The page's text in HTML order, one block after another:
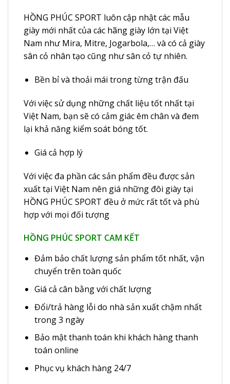
HỒNG PHÚC SPORT luôn cập nhật các mẫu
giày mới nhất của các hãng giày lớn tại Việt
Nam như Mira, Mitre, Jogarbola,… và có cả giày
sân cỏ nhân tạo cũng như sân cỏ tự nhiên.
Bền bỉ và thoải mái trong từng trận đấu
Với việc sử dụng những chất liệu tốt nhất tại
Việt Nam, bạn sẽ có cảm giác êm chân và đem
lại khả năng kiểm soát bóng tốt.
Giá cả hợp lý
Với việc đa phần các sản phẩm đều được sản
xuất tại Việt Nam nên giá những đôi giày tại
HỒNG PHÚC SPORT đều ở mức rất tốt và phù
hợp với mọi đối tượng
HỒNG PHÚC SPORT CAM KẾT
Đảm bảo chất lượng sản phẩm tốt nhất, vận
chuyển trên toàn quốc
Giá cả cân bằng với chất lượng
Đổi/trả hàng lỗi do nhà sản xuất chậm nhất
trong 3 ngày
Bảo mật thanh toán khi khách hàng thanh
toán online
Phục vụ khách hàng 24/7